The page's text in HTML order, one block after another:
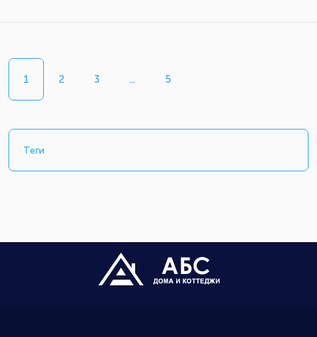
1 2 3 ... 5
Теги